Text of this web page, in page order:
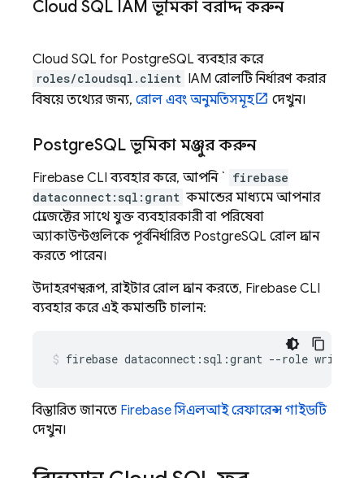
Cloud SQL IAM ভূমিকা বরাদ্দ করুন
Cloud SQL for PostgreSQL ব্যবহার করে
roles/cloudsql.client IAM রোলটি নির্ধারণ করার
বিষয়ে তথ্যের জন্য, রোল এবং অনুমতিসমূহ দেখুন।
PostgreSQL ভূমিকা মঞ্জুর করুন
Firebase CLI ব্যবহার করে, আপনি ` firebase
dataconnect:sql:grant কমান্ডের মাধ্যমে আপনার
প্রোজেক্টের সাথে যুক্ত ব্যবহারকারী বা পরিষেবা
অ্যাকাউন্টগুলিকে পূর্বনির্ধারিত PostgreSQL রোল প্রদান
করতে পারেন।
উদাহরণস্বরূপ, রাইটার রোল প্রদান করতে, Firebase CLI
ব্যবহার করে এই কমান্ডটি চালান:
firebase dataconnect:sql:grant --role writer
বিস্তারিত জানতে Firebaseসিএলআই রেফারেন্স গাইডটি
দেখুন।